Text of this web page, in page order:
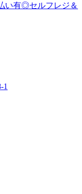
い有◎セルフレジ＆
1